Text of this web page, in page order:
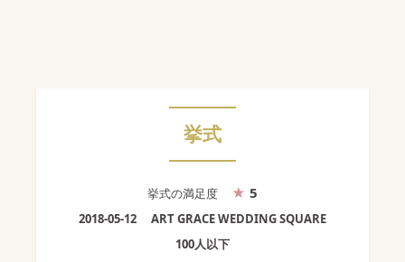
挙式
挙式の満足度 5
2018-05-12
ART GRACE WEDDING SQUARE
100人以下